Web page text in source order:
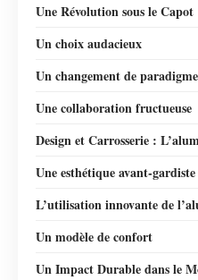
Une Révolution sous le
Un choix audacieux
Un changement de paradigme
Une collaboration fructueuse
Design et Carrosserie :
Une esthétique avant-gardiste
L’utilisation innovante de
Un modèle de confort
Un Impact Durable dans le